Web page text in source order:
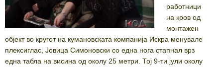
работници
на кров од
монтажен
објект во кругот на кумановската компанија Искра менувале
плексиглас, Јовица Симоновски со една нога стапнал врз
една табла на висина од околу 25 метри. Тој 9-ти јули околу